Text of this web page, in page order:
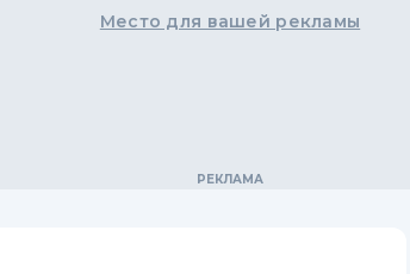
Место для вашей рекламы